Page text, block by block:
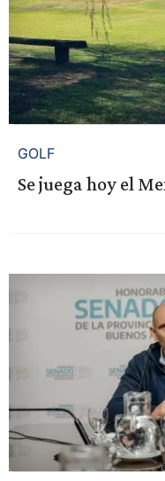
GOLF
Se juega hoy el